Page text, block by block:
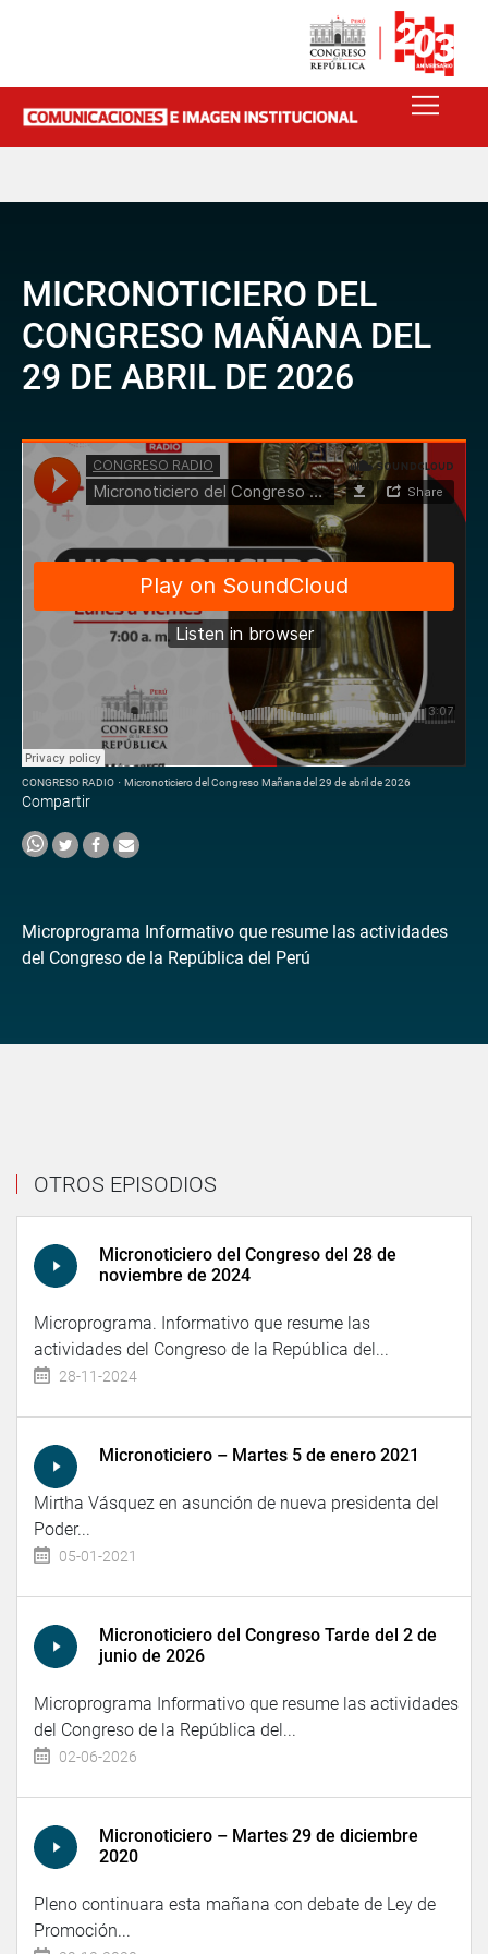
MICRONOTICIERO DEL
CONGRESO MAÑANA DEL
29 DE ABRIL DE 2026
CONGRESO RADIO · Micronoticiero del Congreso Mañana del 29 de abril de 2026
Compartir
Microprograma Informativo que resume las actividades
del Congreso de la República del Perú
OTROS EPISODIOS
Micronoticiero del Congreso del 28 de
noviembre de 2024
Microprograma. Informativo que resume las
actividades del Congreso de la República del...
28-11-2024
Micronoticiero – Martes 5 de enero 2021
Mirtha Vásquez en asunción de nueva presidenta del
Poder...
05-01-2021
Micronoticiero del Congreso Tarde del 2 de
junio de 2026
Microprograma Informativo que resume las actividades
del Congreso de la República del...
02-06-2026
Micronoticiero – Martes 29 de diciembre
2020
Pleno continuara esta mañana con debate de Ley de
Promoción...